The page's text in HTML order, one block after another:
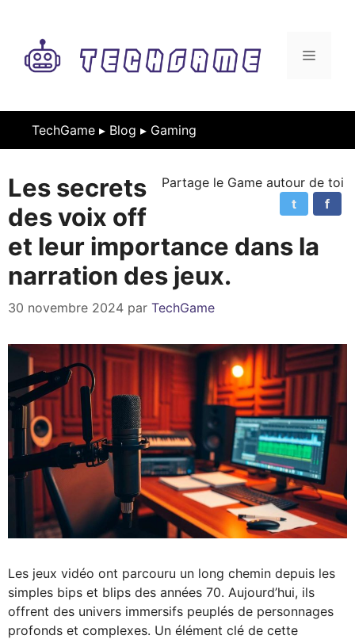
contenu
MENU
TechGame ▸ Blog ▸ Gaming
Partage le Game autour de toi
f
t
Les secrets
des voix off
et leur importance dans la
narration des jeux.
30 novembre 2024 par TechGame
Les jeux vidéo ont parcouru un long chemin depuis les
simples bips et blips des années 70. Aujourd’hui, ils
offrent des univers immersifs peuplés de personnages
profonds et complexes. Un élément clé de cette